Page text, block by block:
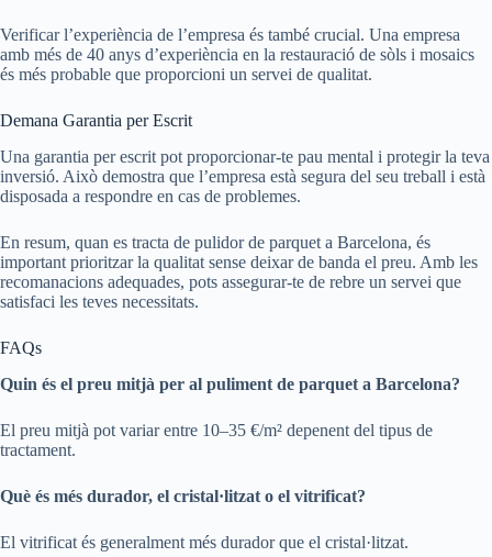
Verificar l’experiència de l’empresa és també crucial. Una empresa
amb més de 40 anys d’experiència en la restauració de sòls i mosaics
és més probable que proporcioni un servei de qualitat.
Demana Garantia per Escrit
Una garantia per escrit pot proporcionar-te pau mental i protegir la teva
inversió. Això demostra que l’empresa està segura del seu treball i està
disposada a respondre en cas de problemes.
En resum, quan es tracta de pulidor de parquet a Barcelona, és
important prioritzar la qualitat sense deixar de banda el preu. Amb les
recomanacions adequades, pots assegurar-te de rebre un servei que
satisfaci les teves necessitats.
FAQs
Quin és el preu mitjà per al puliment de parquet a Barcelona?
El preu mitjà pot variar entre 10–35 €/m² depenent del tipus de
tractament.
Què és més durador, el cristal·litzat o el vitrificat?
El vitrificat és generalment més durador que el cristal·litzat.